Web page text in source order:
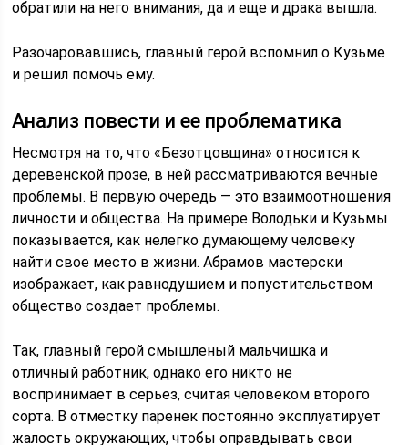
обратили на него внимания, да и еще и драка вышла.
Разочаровавшись, главный герой вспомнил о Кузьме
и решил помочь ему.
Анализ повести и ее проблематика
Несмотря на то, что «Безотцовщина» относится к
деревенской прозе, в ней рассматриваются вечные
проблемы. В первую очередь — это взаимоотношения
личности и общества. На примере Володьки и Кузьмы
показывается, как нелегко думающему человеку
найти свое место в жизни. Абрамов мастерски
изображает, как равнодушием и попустительством
общество создает проблемы.
Так, главный герой смышленый мальчишка и
отличный работник, однако его никто не
воспринимает в серьез, считая человеком второго
сорта. В отместку паренек постоянно эксплуатирует
жалость окружающих, чтобы оправдывать свои